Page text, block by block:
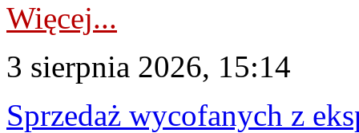
Więcej...
3 sierpnia 2026, 15:14
Sprzedaż wycofanych z